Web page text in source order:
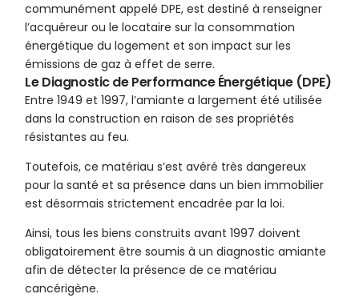
communément appelé DPE, est destiné à renseigner
l’acquéreur ou le locataire sur la consommation
énergétique du logement et son impact sur les
émissions de gaz à effet de serre.
Le Diagnostic de Performance Énergétique (DPE)
Entre 1949 et 1997, l’amiante a largement été utilisée
dans la construction en raison de ses propriétés
résistantes au feu.
Toutefois, ce matériau s’est avéré très dangereux
pour la santé et sa présence dans un bien immobilier
est désormais strictement encadrée par la loi.
Ainsi, tous les biens construits avant 1997 doivent
obligatoirement être soumis à un diagnostic amiante
afin de détecter la présence de ce matériau
cancérigène.